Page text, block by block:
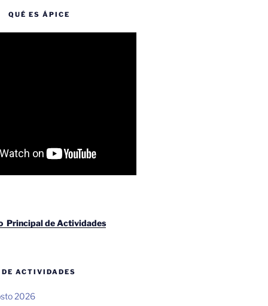
QUÉ ES ÁPICE
Principal de Actividades
ACTIVIDADES
2026